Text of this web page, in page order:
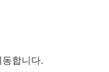
합니다.